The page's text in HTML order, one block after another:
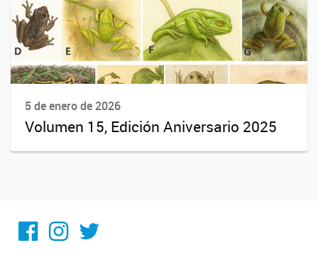
5 de enero de 2026
Volumen 15, Edición Aniversario 2025
Facebook
Instagram
Twitter